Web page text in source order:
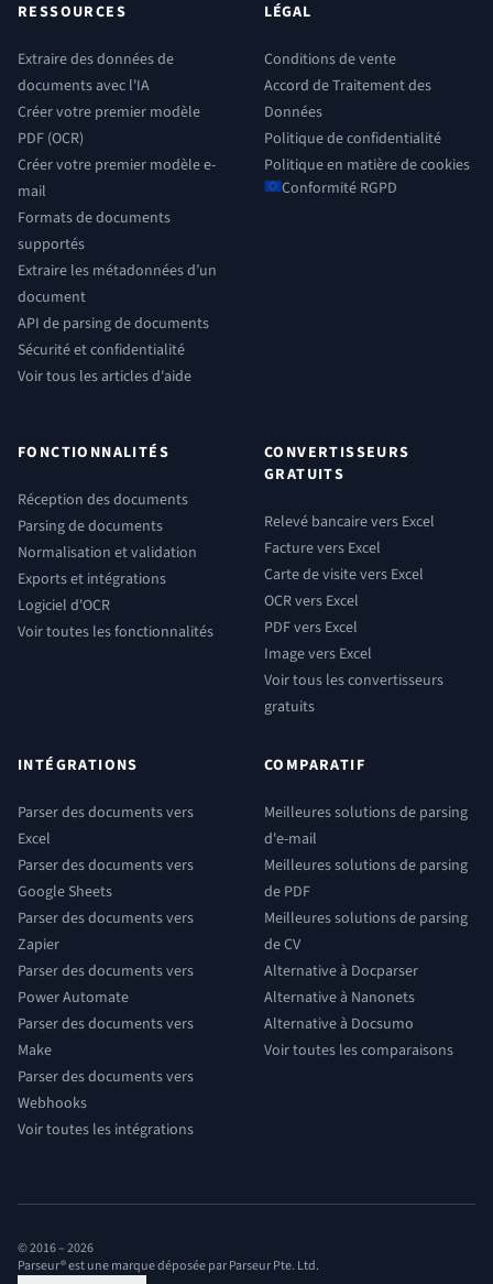
RESSOURCES
Extraire des données de
documents avec l'IA
Créer votre premier modèle
PDF (OCR)
Créer votre premier modèle e-
mail
Formats de documents
supportés
Extraire les métadonnées d’un
document
API de parsing de documents
Sécurité et confidentialité
Voir tous les articles d'aide
LÉGAL
Conditions de vente
Accord de Traitement des
Données
Politique de confidentialité
Politique en matière de cookies
Conformité RGPD
FONCTIONNALITÉS
Réception des documents
Parsing de documents
Normalisation et validation
Exports et intégrations
Logiciel d'OCR
Voir toutes les fonctionnalités
CONVERTISSEURS
GRATUITS
Relevé bancaire vers Excel
Facture vers Excel
Carte de visite vers Excel
OCR vers Excel
PDF vers Excel
Image vers Excel
Voir tous les convertisseurs
gratuits
INTÉGRATIONS
Parser des documents vers
Excel
Parser des documents vers
Google Sheets
Parser des documents vers
Zapier
Parser des documents vers
Power Automate
Parser des documents vers
Make
Parser des documents vers
Webhooks
Voir toutes les intégrations
COMPARATIF
Meilleures solutions de parsing
d'e-mail
Meilleures solutions de parsing
de PDF
Meilleures solutions de parsing
de CV
Alternative à Docparser
Alternative à Nanonets
Alternative à Docsumo
Voir toutes les comparaisons
© 2016 –2026
Parseur® est une marque déposée par Parseur Pte. Ltd.